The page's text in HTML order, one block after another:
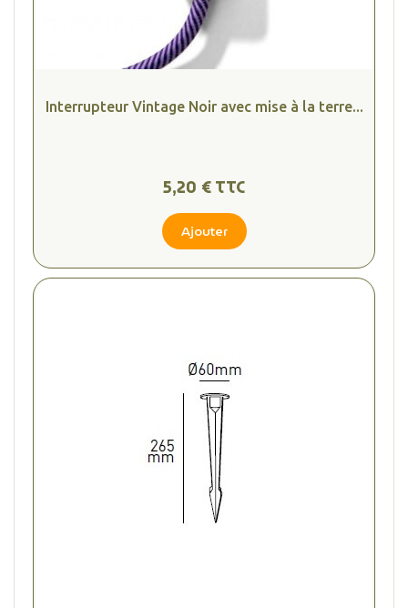
Interrupteur Vintage Noir avec mise à la terre...
5,20 € TTC
Ajouter